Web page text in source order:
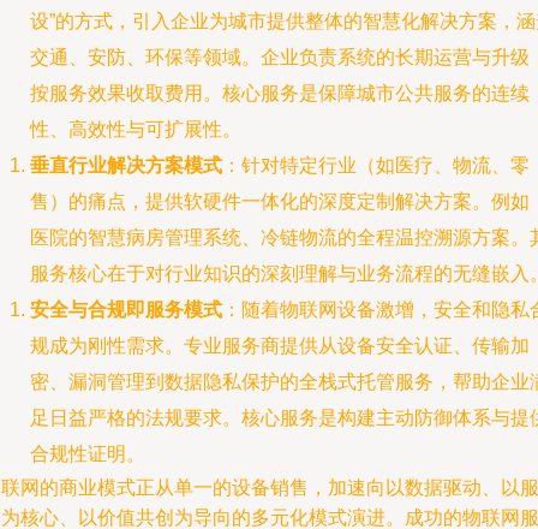
设”的方式，引入企业为城市提供整体的智慧化解决方案，
交通、安防、环保等领域。企业负责系统的长期运营与升级
按服务效果收取费用。核心服务是保障城市公共服务的连续
性、高效性与可扩展性。
垂直行业解决方案模式 ：针对特定行业（如医疗、物流、零
售）的痛点，提供软硬件一体化的深度定制解决方案。例如
医院的智慧病房管理系统、冷链物流的全程温控溯源方案。
服务核心在于对行业知识的深刻理解与业务流程的无缝嵌入
安全与合规即服务模式 ：随着物联网设备激增，安全和隐私
规成为刚性需求。专业服务商提供从设备安全认证、传输加
密、漏洞管理到数据隐私保护的全栈式托管服务，帮助企业
足日益严格的法规要求。核心服务是构建主动防御体系与提
合规性证明。
网的商业模式正从单一的设备销售，加速向以数据驱动、以服
核心、以价值共创为导向的多元化模式演进。成功的物联网服